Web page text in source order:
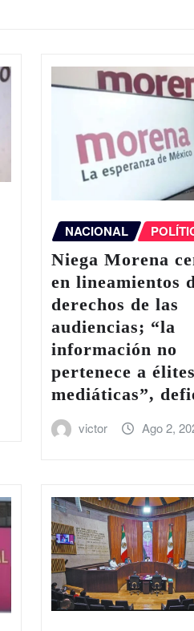
NACIONAL
Niega Morena
en lineamientos
derechos de las
audiencias; “la
información no
pertenece a élites
mediáticas”,
victor Ago 2,